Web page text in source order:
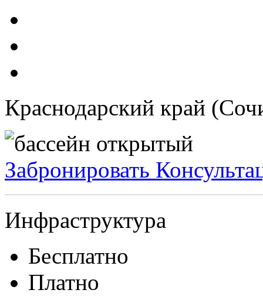
Краснодарский край
Забронировать
Инфраструктура
Бесплатно
Платно